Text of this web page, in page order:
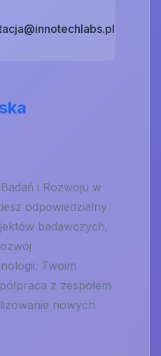
i Rozwoju w
odpowiedzialny
badawczych,
Twoim
z zespołem
nowych